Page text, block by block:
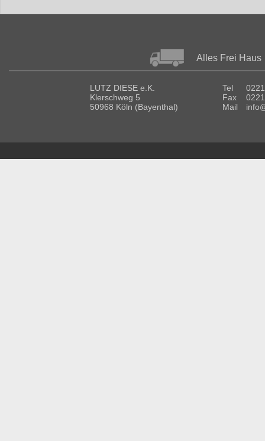
Alles Frei Haus
LUTZ DIESE e.K.
Klerschweg 5
50968 Köln (Bayenthal)
Tel
Fax
Mail